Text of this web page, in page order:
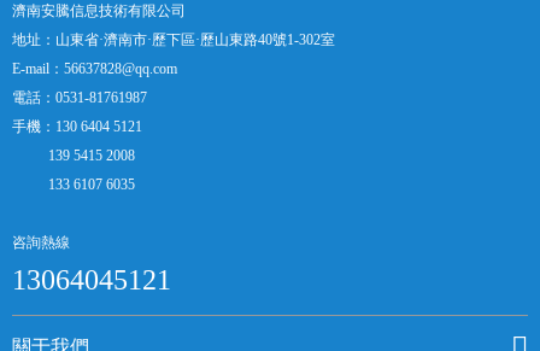
濟南安騰信息技術有限公司
地址：山東省·濟南市·歷下區·歷山東路40號1-302室
E-mail：56637828@qq.com
電話：0531-81761987
手機：130 6404 5121
139 5415 2008
133 6107 6035
咨詢熱線
13064045121
關于我們